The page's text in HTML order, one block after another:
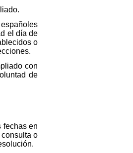
el día de
o
con
de
fechas en
o